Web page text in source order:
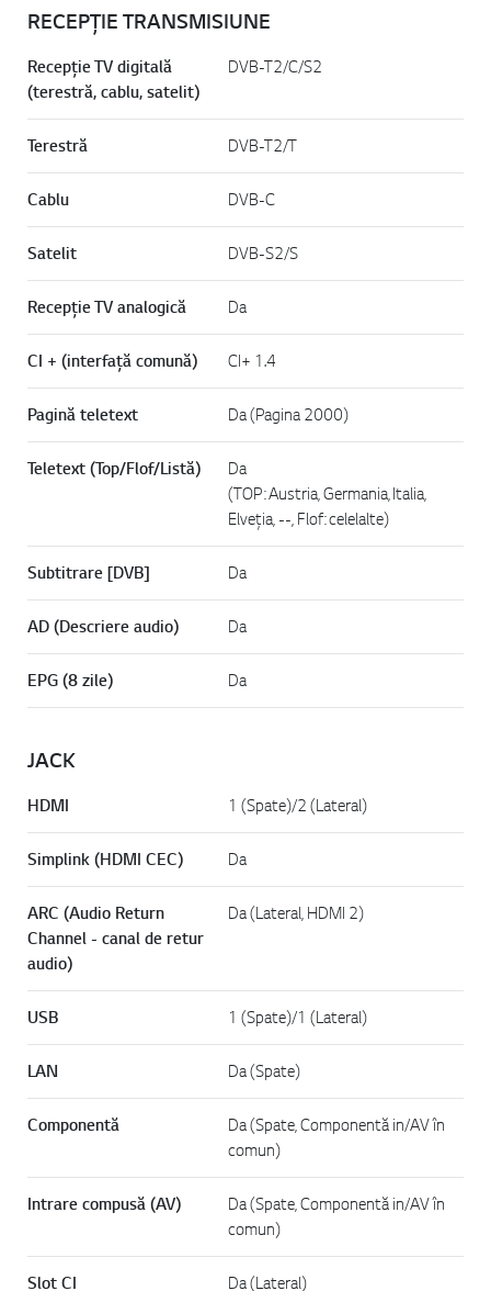
RECEPȚIE TRANSMISIUNE
Recepție TV digitală
(terestră, cablu, satelit)
DVB-T2/C/S2
Terestră DVB-T2/T
Cablu DVB-C
Satelit DVB-S2/S
Recepție TV analogică Da
CI + (interfață comună) CI+ 1.4
Pagină teletext Da (Pagina 2000)
Teletext (Top/Flof/Listă)
Da
(TOP: Austria, Germania, Italia,
Elveția, --, Flof: celelalte)
Subtitrare [DVB] Da
AD (Descriere audio) Da
EPG (8 zile) Da
JACK
HDMI 1 (Spate)/2 (Lateral)
Simplink (HDMI CEC) Da
ARC (Audio Return
Channel - canal de retur
audio)
Da (Lateral, HDMI 2)
USB 1 (Spate)/1 (Lateral)
LAN Da (Spate)
Componentă
Da (Spate, Componentă in/AV în
comun)
Intrare compusă (AV)
Da (Spate, Componentă in/AV în
comun)
Slot CI Da (Lateral)